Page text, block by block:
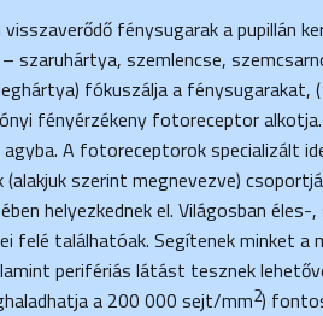
fénysugarak a pupillán
szaruhártya, szemlencse,
fókuszálja a fénysugarakat,
fényérzékeny fotoreceptor
A fotoreceptorok specializált
(alakjuk szerint megnevezve)
helyezkednek el. Világosban
felé találhatóak. Segítenek minket
perifériás látást tesznek
a 200 000 sejt/mm2)